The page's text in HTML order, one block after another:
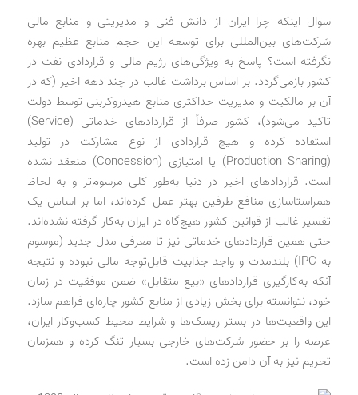
سوال اینکه چرا ایران از دانش فنی و مدیریتی و منابع مالی
شرکت‌های بین‌المللی برای توسعه این حجم منابع عظیم بهره
نگرفته است؟ پاسخ به ویژگی‌های رژیم مالی و قراردادی نفت در
کشور بازمی‌گردد. بر اساس برداشت غالب در چند دهه اخیر (که در
آن بر مالکیت و مدیریت حداکثری منابع هیدروکربنی توسط دولت
تاکید می‌شود)، کشور صرفاً از قراردادهای خدماتی (Service)
استفاده کرده و هیچ قراردادی از نوع مشارکت در تولید
(Production Sharing) یا امتیازی (Concession) منعقد نشده
است. قراردادهای اخیر در دنیا به‌طور کلی مرسوم‌تر و به لحاظ
همراستاسازی منافع طرفین بهتر عمل کرده‌اند، اما بر اساس یک
تفسیر غالب از قوانین کشور هیچ‌گاه در ایران به‌کار گرفته نشده‌اند.
حتی همین قراردادهای خدماتی نیز تا معرفی مدل جدید (موسوم
به IPC) بلندمدت و واجد جذابیت قابل‌توجه مالی نبوده و نتیجه
آنکه به‌کارگیری قراردادهای «بیع متقابل» ضمن موفقیت در زمان
خود، نتوانسته برای بخش زیادی از منابع کشور چاره‌ای فراهم سازد.
این واقعیت‌ها در بستر ریسک‌ها و شرایط محیط کسب‌وکار ایران،
عرصه را بر حضور شرکت‌های خارجی بسیار تنگ کرده و همزمان
تحریم نیز به آن دامن زده است.